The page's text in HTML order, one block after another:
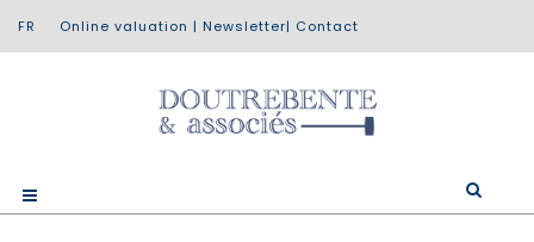
Online valuation | Newsletter| Contact